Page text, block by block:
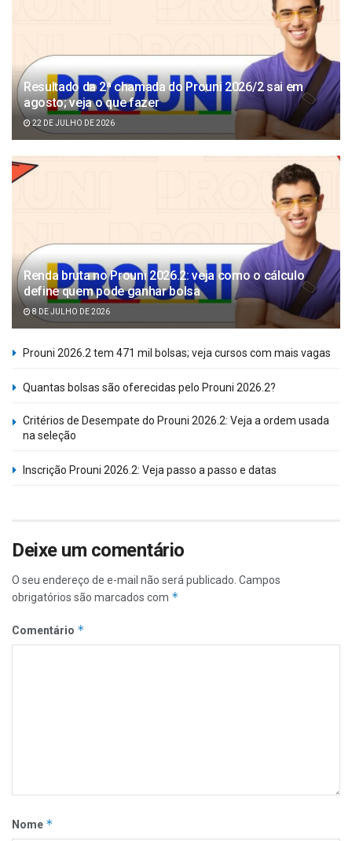
Resultado da 2ª chamada do Prouni 2026/2 sai em
agosto; veja o que fazer
22 DE JULHO DE 2026
Renda bruta no Prouni 2026.2: veja como o cálculo
define quem pode ganhar bolsa
8 DE JULHO DE 2026
Prouni 2026.2 tem 471 mil bolsas; veja cursos com mais vagas
Quantas bolsas são oferecidas pelo Prouni 2026.2?
Critérios de Desempate do Prouni 2026.2: Veja a ordem usada
na seleção
Inscrição Prouni 2026.2: Veja passo a passo e datas
Deixe um comentário
O seu endereço de e-mail não será publicado. Campos
obrigatórios são marcados com *
Comentário *
Nome *